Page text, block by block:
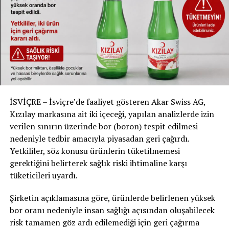
DON'T MISS
İsviçre Ordusunun Büyüme Planı Gözden Geçiriliyor:
Tasarruf İçin Öneri
İSVİÇRE – İsviçre’de faaliyet gösteren Akar Swiss AG,
Kızılay markasına ait iki içeceği, yapılan analizlerde izin
verilen sınırın üzerinde bor (boron) tespit edilmesi
nedeniyle tedbir amacıyla piyasadan geri çağırdı.
Yetkililer, söz konusu ürünlerin tüketilmemesi
gerektiğini belirterek sağlık riski ihtimaline karşı
tüketicileri uyardı.
Şirketin açıklamasına göre, ürünlerde belirlenen yüksek
bor oranı nedeniyle insan sağlığı açısından oluşabilecek
risk tamamen göz ardı edilemediği için geri çağırma